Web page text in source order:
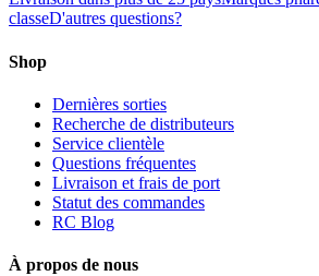
classeD'autres questions?
Shop
Dernières sorties
Recherche de distributeurs
Service clientèle
Questions fréquentes
Livraison et frais de port
Statut des commandes
RC Blog
À propos de nous